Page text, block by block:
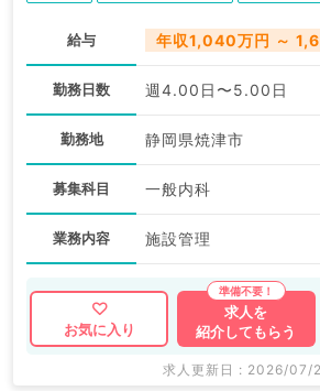
給与 年収1,040万円 ～
勤務日数 週4.00日〜5.00日
勤務地 静岡県焼津市
募集科目 一般内科
業務内容 施設管理
お気に入り
求人を
紹介してもらう
求人更新日 : 2026/07/